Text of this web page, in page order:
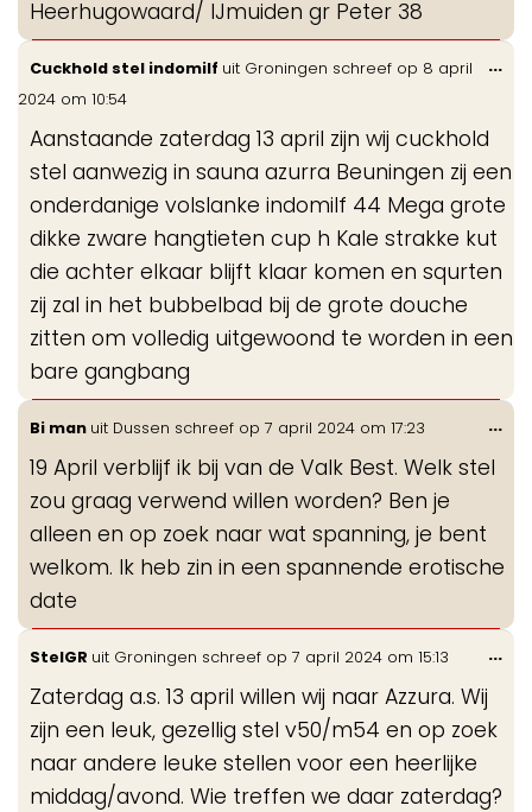
Heerhugowaard/ IJmuiden gr Peter 38
Cuckhold stel indomilf uit Groningen schreef op 8 april
2024 om 10:54
Aanstaande zaterdag 13 april zijn wij cuckhold
stel aanwezig in sauna azurra Beuningen zij een
onderdanige volslanke indomilf 44 Mega grote
dikke zware hangtieten cup h Kale strakke kut
die achter elkaar blijft klaar komen en squrten
zij zal in het bubbelbad bij de grote douche
zitten om volledig uitgewoond te worden in een
bare gangbang
...
Bi man uit Dussen schreef op 7 april 2024 om 17:23
19 April verblijf ik bij van de Valk Best. Welk stel
zou graag verwend willen worden? Ben je
alleen en op zoek naar wat spanning, je bent
welkom. Ik heb zin in een spannende erotische
date
...
StelGR uit Groningen schreef op 7 april 2024 om 15:13
Zaterdag a.s. 13 april willen wij naar Azzura. Wij
zijn een leuk, gezellig stel v50/m54 en op zoek
naar andere leuke stellen voor een heerlijke
middag/avond. Wie treffen we daar zaterdag?
...